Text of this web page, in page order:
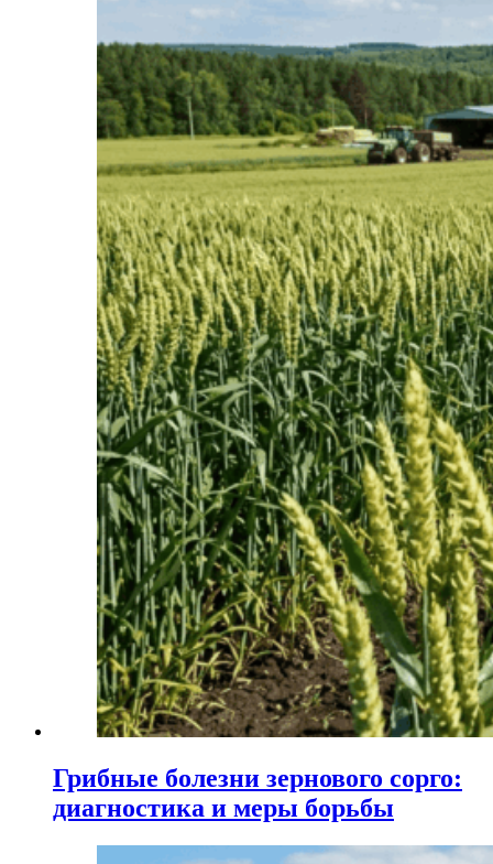
Грибные болезни зернового сорго:
диагностика и меры борьбы